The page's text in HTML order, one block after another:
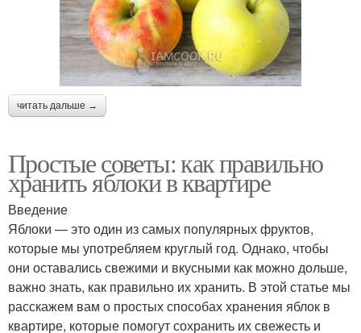
читать дальше →
Простые советы: как правильно
хранить яблоки в квартире
Введение
Яблоки — это один из самых популярных фруктов,
которые мы употребляем круглый год. Однако, чтобы
они оставались свежими и вкусными как можно дольше,
важно знать, как правильно их хранить. В этой статье мы
расскажем вам о простых способах хранения яблок в
квартире, которые помогут сохранить их свежесть и